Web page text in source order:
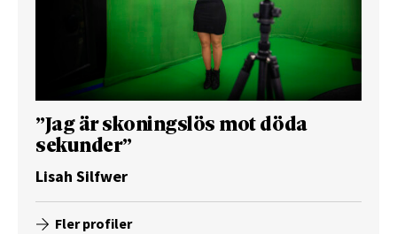
”Jag är skoningslös mot döda
sekunder”
Lisah Silfwer
Fler profiler